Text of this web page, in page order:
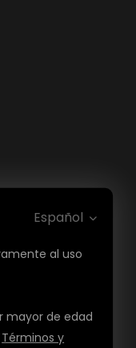
Español
al uso
mayor de edad
Términos y